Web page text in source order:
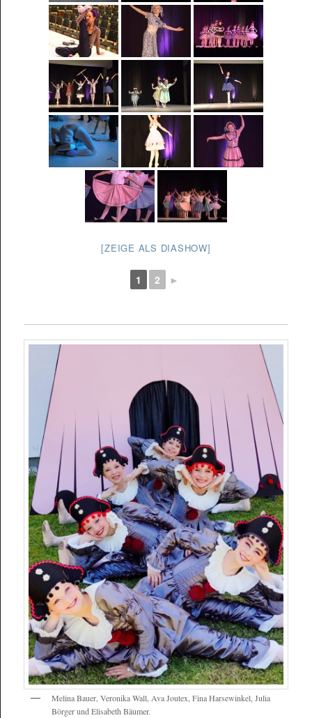
[ZEIGE ALS DIASHOW]
1 2 ►
Melina Bauer, Veronika Wall, Ava Joutex, Fina Harsewinkel, Julia
Börger und Elisabeth Bäumer.